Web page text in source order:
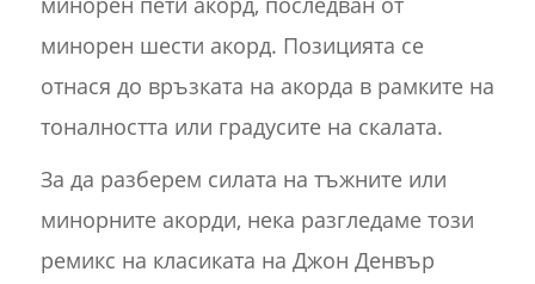
минорен шести акорд. Позицията се
отнася до връзката на акорда в рамките на
тоналността или градусите на скалата.
За да разберем силата на тъжните или
минорните акорди, нека разгледаме този
ремикс на класиката на Джон Денвър